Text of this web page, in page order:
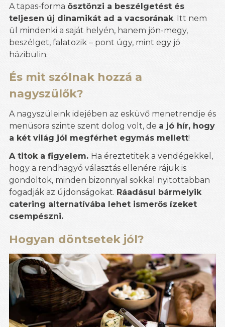
A tapas-forma ösztönzi a beszélgetést és
teljesen új dinamikát ad a vacsorának. Itt nem
ül mindenki a saját helyén, hanem jön-megy,
beszélget, falatozik – pont úgy, mint egy jó
házibulin.
És mit szólnak hozzá a
nagyszülők?
A nagyszüleink idejében az esküvő menetrendje és
menüsora szinte szent dolog volt, de a jó hír, hogy
a két világ jól megférhet egymás mellett!
A titok a figyelem. Ha éreztetitek a vendégekkel,
hogy a rendhagyó választás ellenére rájuk is
gondoltok, minden bizonnyal sokkal nyitottabban
fogadják az újdonságokat. Ráadásul bármelyik
catering alternatívába lehet ismerős ízeket
csempészni.
Hogyan döntsetek jól?